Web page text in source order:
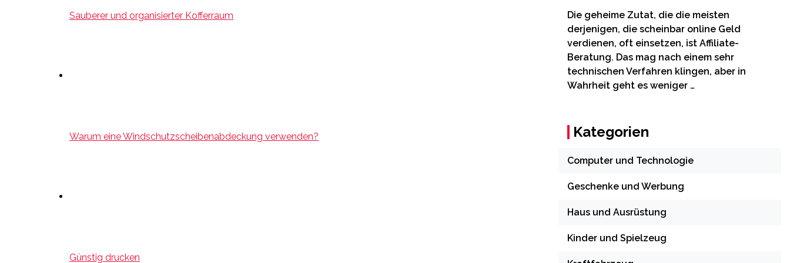
Sauberer und organisierter Kofferraum
Warum eine Windschutzscheibenabdeckung verwenden?
Günstig drucken
Die geheime Zutat, die die meisten
derjenigen, die scheinbar online Geld
verdienen, oft einsetzen, ist Affiliate-
Beratung. Das mag nach einem sehr
technischen Verfahren klingen, aber in
Wahrheit geht es weniger …
Kategorien
Computer und Technologie
Geschenke und Werbung
Haus und Ausrüstung
Kinder und Spielzeug